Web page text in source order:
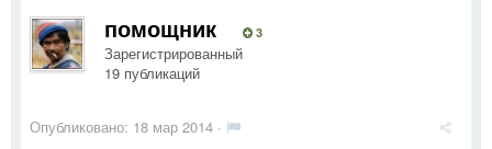
помощник 3
Зарегистрированный
19 публикаций
Опубликовано: 18 мар 2014 ·